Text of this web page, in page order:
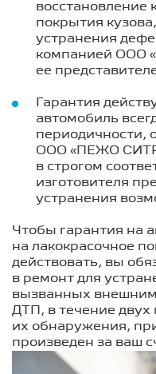
восстановление
покрытия
устранения
компанией ООО
ее
Гарантия
автомобиль
периодичности,
ООО «ПЕЖО
в строгом
изготовителя
устранения
Чтобы гарантия на
на лакокрасочное
действовать, вы
в ремонт для
вызванных внешним
ДТП, в течение двух
их обнаружения,
произведен за ваш